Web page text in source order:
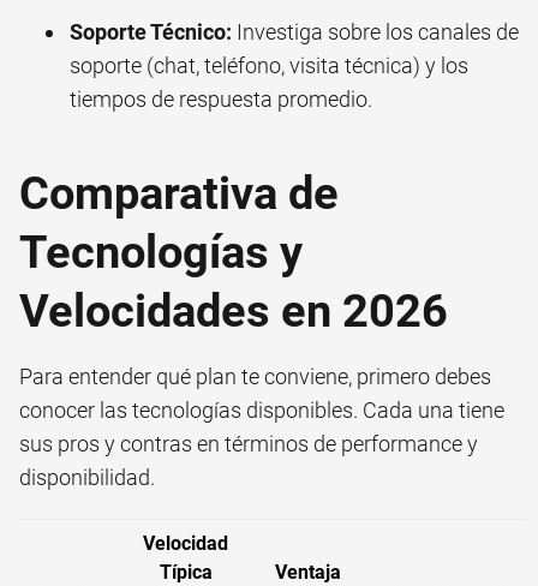
Soporte Técnico: Investiga sobre los canales de
soporte (chat, teléfono, visita técnica) y los
tiempos de respuesta promedio.
Comparativa de
Tecnologías y
Velocidades en 2026
Para entender qué plan te conviene, primero debes
conocer las tecnologías disponibles. Cada una tiene
sus pros y contras en términos de performance y
disponibilidad.
Velocidad
Típica
Ventaja